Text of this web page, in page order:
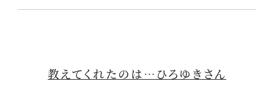
教えてくれたのは…ひろゆきさん